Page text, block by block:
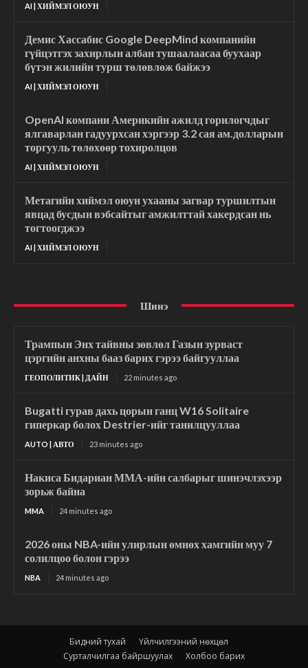
AI | ХИЙМЭЛ ОЮУН
Демис Хассабис Google DeepMind компанийн
гүйцэтгэх захирлын албан тушаалаасаа буухаар
бүтэн жилийн турш төлөвлөж байжээ
AI | ХИЙМЭЛ ОЮУН
OpenAI компани Америкийн ажилд горилогчдыг
ялгаварлан гадуурхсан хэргээр 3.2 сая ам.долларын
торгууль төлөхөөр тохиролцов
AI | ХИЙМЭЛ ОЮУН
Метагийн хиймэл оюун ухааны загвар туршилтын
явцад бусдын вэбсайтыг амжилттай хакердсан нь
тогтоогджээ
AI | ХИЙМЭЛ ОЮУН
Шинэ
Трампын Энх тайвны зөвлөл Газын зурваст
цэргийн анхны бааз барих гэрээ байгууллаа
ГЕОПОЛИТИК | ДАЙН 22 minutes ago
Bugatti гурав дахь цорын ганц W16 Solitaire
гиперкар болох Destrier-ийг танилцууллаа
AUTO | АВТО 23 minutes ago
Накиса Бидариан ММА-ийн салбарыг шинэчлэхээр
зорьж байна
MMA 24 minutes ago
2026 оны NBA-ийн улирлын өмнөх хамгийн муу 7
солилцоо болон гэрээ
NBA 24 minutes ago
Бидний тухай
Үйлчилгээний нөхцөл
Сурталчилгаа байршуулах
Холбоо барих